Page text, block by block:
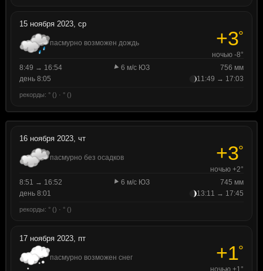
15 ноября 2023, ср
пасмурно возможен дождь +3°
ночью -8°
8:49 → 16:54
6 м/с ЮЗ
756 мм
день 8:05
11:49 → 17:03
рекорды: ° () · ° ()
16 ноября 2023, чт
пасмурно без осадков +3°
ночью +2°
8:51 → 16:52
6 м/с ЮЗ
745 мм
день 8:01
13:11 → 17:45
рекорды: ° () · ° ()
17 ноября 2023, пт
пасмурно возможен снег +1°